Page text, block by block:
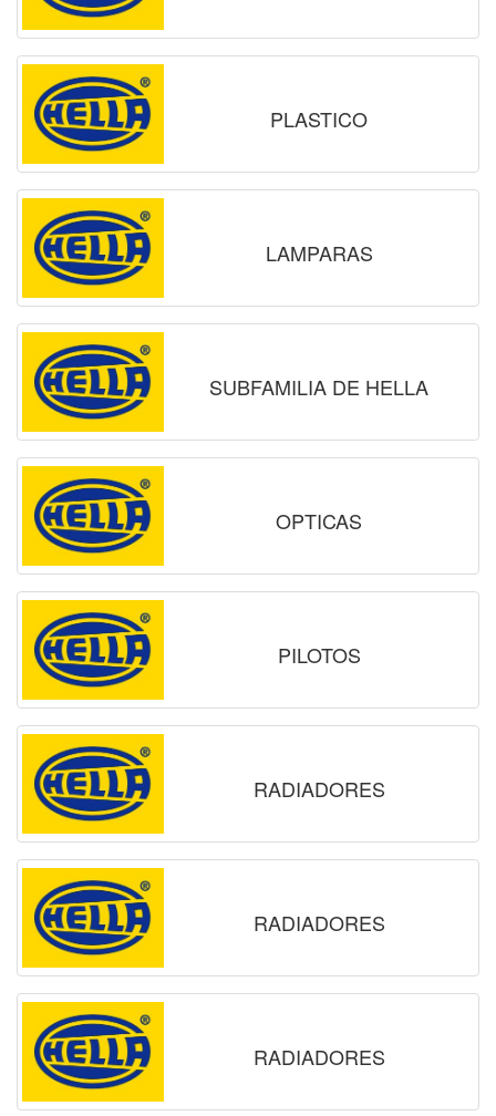
PLASTICO
LAMPARAS
SUBFAMILIA DE HELLA
OPTICAS
PILOTOS
RADIADORES
RADIADORES
RADIADORES